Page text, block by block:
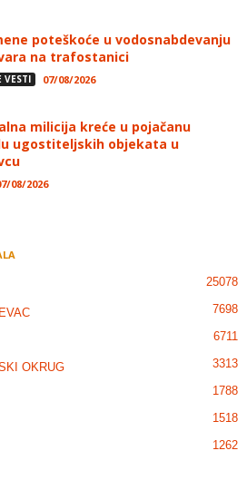
poteškoće u vodosnabdevanju
na trafostanici
VESTI 07/08/2026
milicija kreće u pojačanu
ugostiteljskih objekata u
08/2026
25078
7698
6711
OKRUG 3313
1788
1518
1262